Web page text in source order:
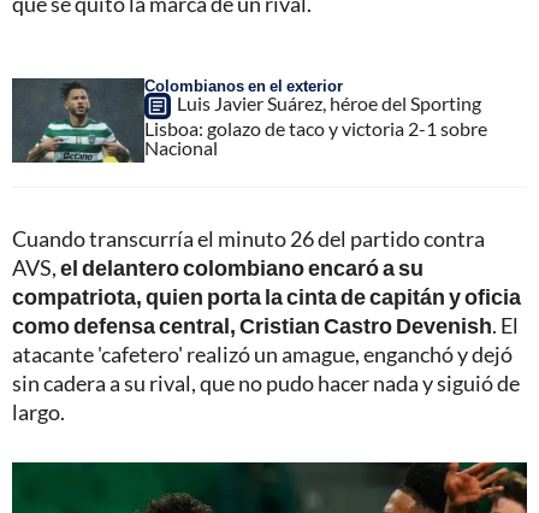
Colombianos en el exterior
Luis Javier Suárez, héroe del Sporting
Lisboa: golazo de taco y victoria 2-1 sobre
Nacional
Cuando transcurría el minuto 26 del partido contra
AVS,el delantero colombiano encaró a su
compatriota, quien porta la cinta de capitán y oficia
como defensa central, Cristian Castro Devenish. El
atacante 'cafetero' realizó un amague, enganchó y dejó
sin cadera a su rival, que no pudo hacer nada y siguió de
largo.